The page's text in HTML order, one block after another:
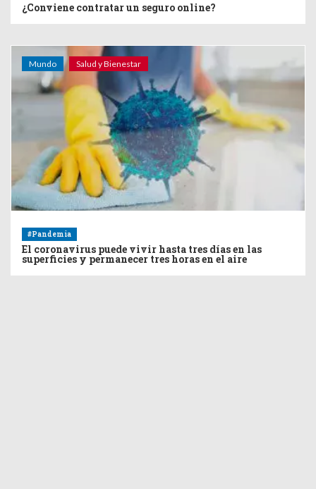
¿Conviene contratar un seguro online?
Mundo Salud y Bienestar
#Pandemia
El coronavirus puede vivir hasta tres días en las
superficies y permanecer tres horas en el aire